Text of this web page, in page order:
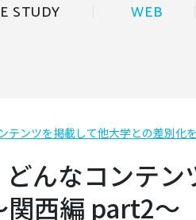
STUDY WEB
テンツを掲載して他⼤学との差別化
んなコンテ
関西編 part2〜